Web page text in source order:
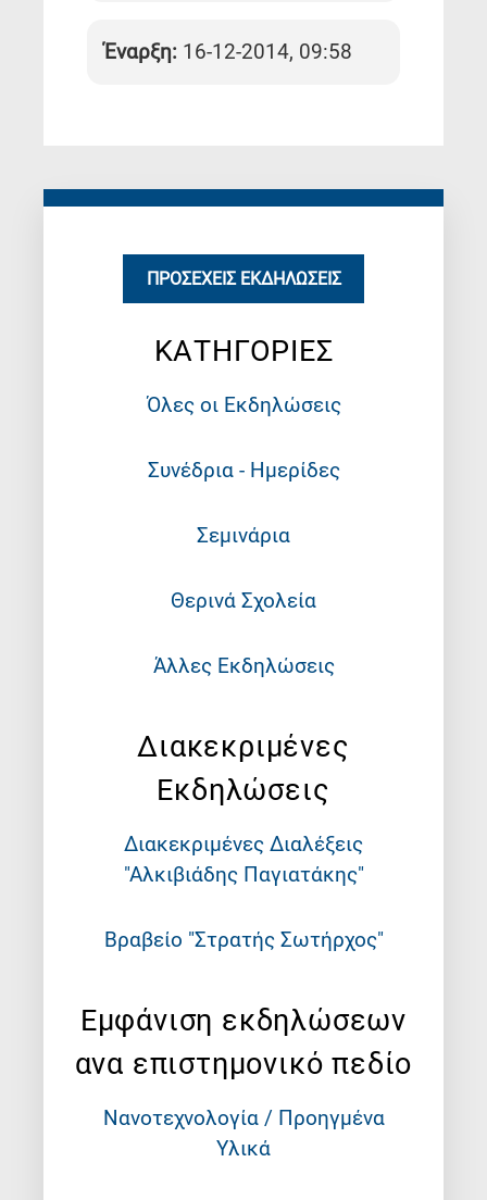
ΠΡΟΣΕΧΕΊΣ ΕΚΔΗΛΏΣΕΙΣ
ΚΑΤΗΓΟΡΙΕΣ
Όλες οι Εκδηλώσεις
Συνέδρια - Ημερίδες
Σεμινάρια
Θερινά Σχολεία
Άλλες Εκδηλώσεις
Διακεκριμένες
Εκδηλώσεις
Διακεκριμένες Διαλέξεις
"Αλκιβιάδης Παγιατάκης"
Βραβείο "Στρατής Σωτήρχος"
Εμφάνιση εκδηλώσεων
ανα επιστημονικό πεδίο
Νανοτεχνολογία / Προηγμένα
Υλικά
Έναρξη: 16-12-2014, 09:58